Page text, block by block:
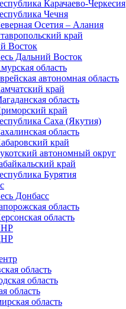
Карачаево-Черкесия
Чечня
Осетия – Алания
край
Восток
Дальний Восток
область
автономная область
край
область
край
Саха (Якутия)
область
край
автономный округ
край
Бурятия
Донбасс
область
область
область
область
область
область